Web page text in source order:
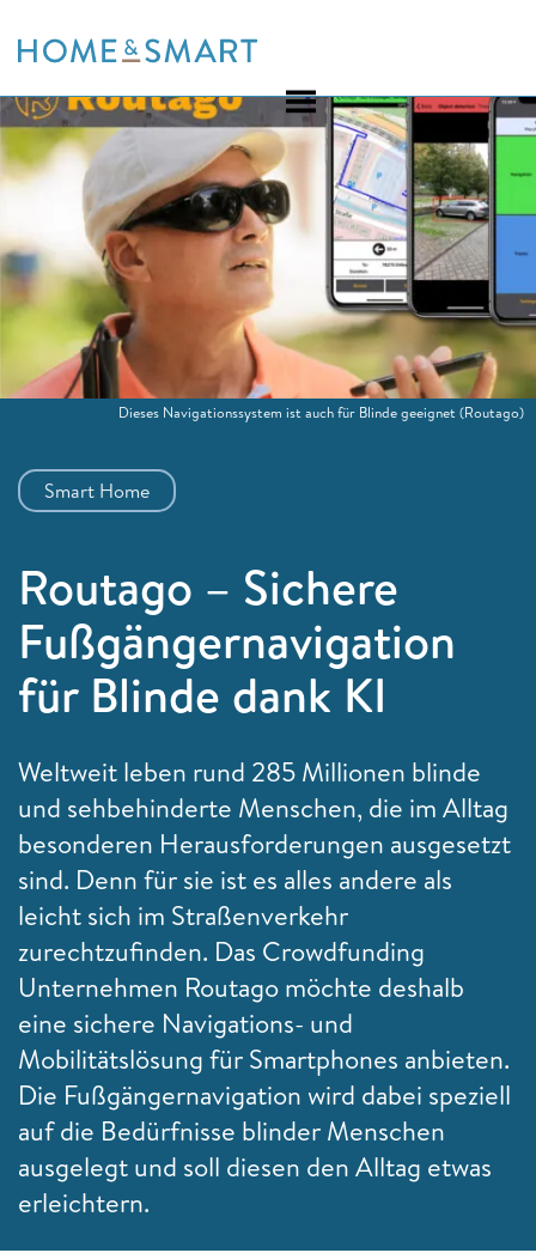
to
Smart Home
Routago – Sichere
Fußgängernavigation
für Blinde dank KI
Weltweit leben rund 285 Millionen blinde
und sehbehinderte Menschen, die im Alltag
besonderen Herausforderungen ausgesetzt
sind. Denn für sie ist es alles andere als
leicht sich im Straßenverkehr
zurechtzufinden. Das Crowdfunding
Unternehmen Routago möchte deshalb
eine sichere Navigations- und
Mobilitätslösung für Smartphones anbieten.
Die Fußgängernavigation wird dabei speziell
auf die Bedürfnisse blinder Menschen
ausgelegt und soll diesen den Alltag etwas
erleichtern.
Dieses Navigationssystem ist auch für Blinde geeignet (Routago)